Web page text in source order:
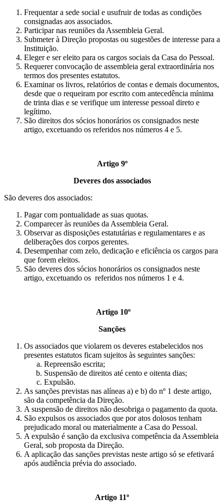
Frequentar a sede social e usufruir de todas as condições
consignadas aos associados.
Participar nas reuniões da Assembleia Geral.
Submeter à Direção propostas ou sugestões de interesse para a
Instituição.
Eleger e ser eleito para os cargos sociais da Casa do Pessoal.
Requerer convocação de assembleia geral extraordinária nos
termos dos presentes estatutos.
Examinar os livros, relatórios de contas e demais documentos,
desde que o requeiram por escrito com antecedência mínima
de trinta dias e se verifique um interesse pessoal direto e
legítimo.
São direitos dos sócios honorários os consignados neste
artigo, excetuando os referidos nos números 4 e 5.
Artigo 9º
Deveres dos associados
São deveres dos associados:
Pagar com pontualidade as suas quotas.
Comparecer às reuniões da Assembleia Geral.
Observar as disposições estatutárias e regulamentares e as
deliberações dos corpos gerentes.
Desempenhar com zelo, dedicação e eficiência os cargos para
que forem eleitos.
São deveres dos sócios honorários os consignados neste
artigo, excetuando os referidos nos números 1 e 4.
Artigo 10º
Sanções
Os associados que violarem os deveres estabelecidos nos
presentes estatutos ficam sujeitos às seguintes sanções:
Repreensão escrita;
Suspensão de direitos até cento e oitenta dias;
Expulsão.
As sanções previstas nas alíneas a) e b) do nº 1 deste artigo,
são da competência da Direção.
A suspensão de direitos não desobriga o pagamento da quota.
São expulsos os associados que por atos dolosos tenham
prejudicado moral ou materialmente a Casa do Pessoal.
A expulsão é sanção da exclusiva competência da Assembleia
Geral, sob proposta da Direção.
A aplicação das sanções previstas neste artigo só se efetivará
após audiência prévia do associado.
Artigo 11º